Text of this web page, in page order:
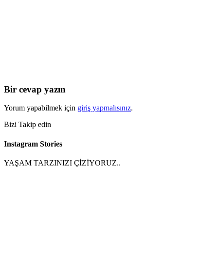
Bir cevap yazın
Yorum yapabilmek için giriş yapmalısınız.
Bizi Takip edin
Instagram Stories
YAŞAM TARZINIZI ÇİZİYORUZ..